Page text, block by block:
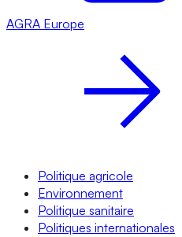
AGRA Europe
Politique agricole
Environnement
Politique sanitaire
Politiques internationales